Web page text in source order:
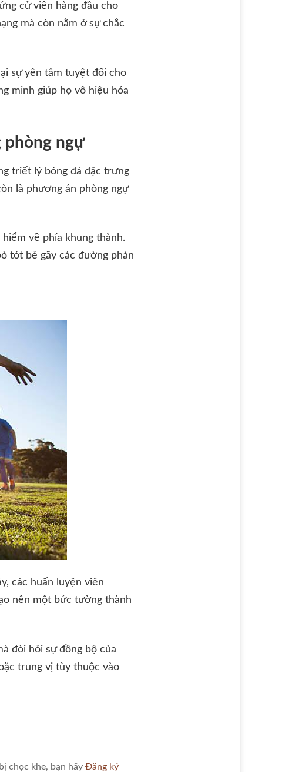
cử viên hàng đầu cho
mà còn nằm ở sự chắc
sự yên tâm tuyệt đối cho
minh giúp họ vô hiệu hóa
phòng ngự
triết lý bóng đá đặc trưng
là phương án phòng ngự
về phía khung thành.
tót bẻ gãy các đường phản
các huấn luyện viên
nên một bức tường thành
đòi hỏi sự đồng bộ của
trung vị tùy thuộc vào
chọc khe, bạn hãyĐăng ký